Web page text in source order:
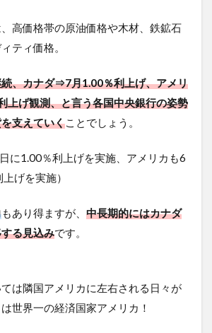
高価格帯の原油価格や木材、鉄鉱石
ティ価格。
、カナダ⇒7月1.00％利上げ、アメリ
げ観測、と言う各国中央銀行の姿勢
支えていくことでしょう。
に1.00％利上げを実施、アメリカも6
げを実施）
もあり得ますが、 中長期的にはカナダ
る見込みです。
は隣国アメリカに左右される日々が
世界一の経済国家アメリカ！